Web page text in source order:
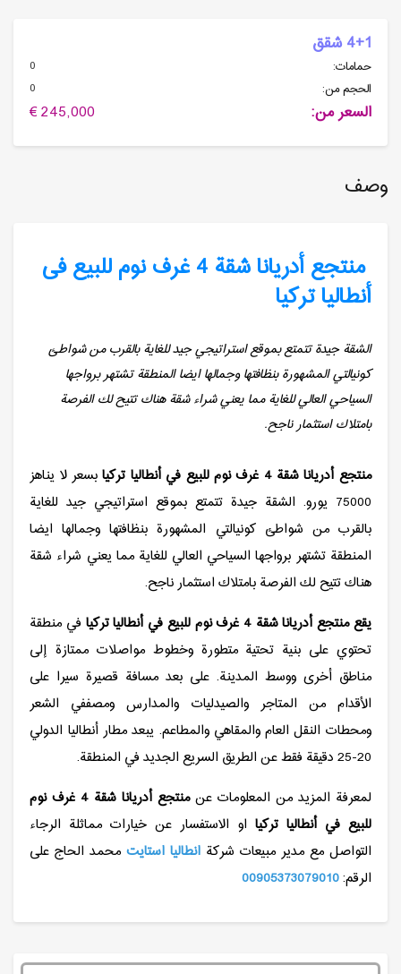
4+1 شقق
حمامات:
0
الحجم من:
0
السعر من: 245,000 €
وصف
منتجع أدریانا شقة 4 غرف نوم للبیع فی
أنطالیا تركیا
الشقة جيدة تتمتع بموقع استراتيجي جيد للغاية بالقرب من شواطئ
كونيالتي المشهورة بنظافتها وجمالها ايضا المنطقة تشتهر برواجها
السياحي العالي للغاية مما يعني شراء شقة هناك تتيح لك الفرصة
بامتلاك استثمار ناجح.
منتجع أدريانا شقة 4 غرف نوم للبيع في أنطاليا تركيا
بسعر لا يناهز
75000 يورو. الشقة جيدة تتمتع بموقع استراتيجي جيد للغاية
بالقرب من شواطئ كونيالتي المشهورة بنظافتها وجمالها ايضا
المنطقة تشتهر برواجها السياحي العالي للغاية مما يعني شراء شقة
هناك تتيح لك الفرصة بامتلاك استثمار ناجح.
يقع منتجع أدريانا شقة 4 غرف نوم للبيع في أنطاليا تركيا
في منطقة
تحتوي على بنية تحتية متطورة وخطوط مواصلات ممتازة إلى
مناطق أخرى ووسط المدينة. على بعد مسافة قصيرة سيرا على
الأقدام من المتاجر والصيدليات والمدارس ومصففي الشعر
ومحطات النقل العام والمقاهي والمطاعم. يبعد مطار أنطاليا الدولي
20-25 دقيقة فقط عن الطريق السريع الجديد في المنطقة.
لمعرفة المزيد من المعلومات عن
منتجع أدريانا شقة 4 غرف نوم
للبيع في أنطاليا تركيا او الاستفسار عن خيارات مماثلة الرجاء
التواصل مع مدير مبيعات شركة انطاليا استايتمحمد الحاج على
الرقم:00905373079010